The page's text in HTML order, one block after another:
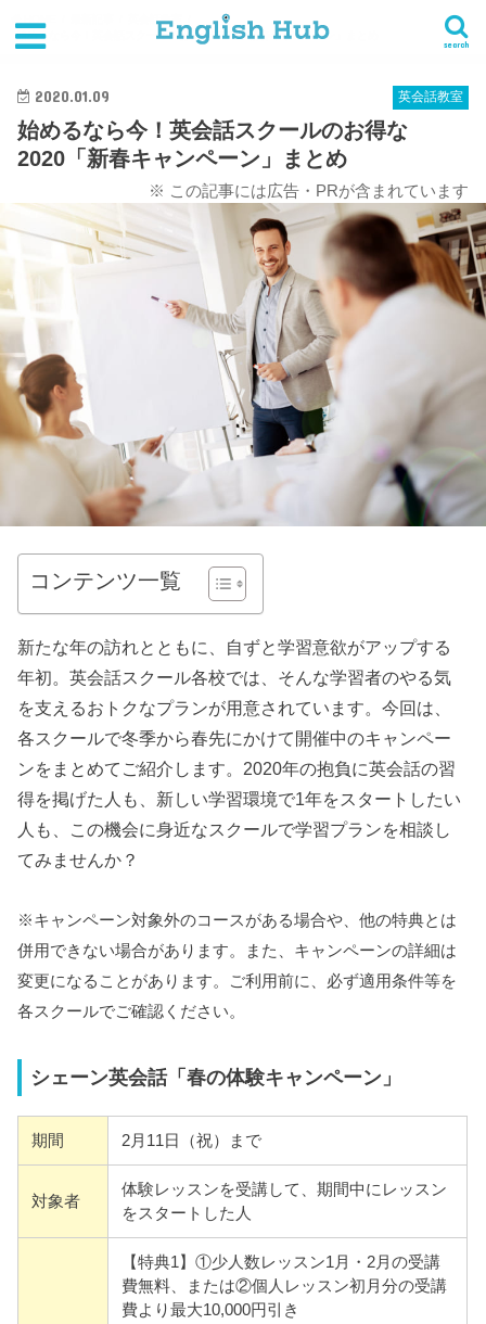
search
英会話教室
始めるなら今！英会話スクールのお得な2020「新春キャンペーン」まとめ
英会話教室
2020.01.09
始めるなら今！英会話スクールのお得な
2020「新春キャンペーン」まとめ
※ この記事には広告・PRが含まれています
コンテンツ一覧
新たな年の訪れとともに、自ずと学習意欲がアップする
年初。英会話スクール各校では、そんな学習者のやる気
を支えるおトクなプランが用意されています。今回は、
各スクールで冬季から春先にかけて開催中のキャンペー
ンをまとめてご紹介します。2020年の抱負に英会話の習
得を掲げた人も、新しい学習環境で1年をスタートしたい
人も、この機会に身近なスクールで学習プランを相談し
てみませんか？
※キャンペーン対象外のコースがある場合や、他の特典とは
併用できない場合があります。また、キャンペーンの詳細は
変更になることがあります。ご利用前に、必ず適用条件等を
各スクールでご確認ください。
シェーン英会話「春の体験キャンペーン」
期間 2月11日（祝）まで
対象者
体験レッスンを受講して、期間中にレッスン
をスタートした人
【特典1】①少人数レッスン1月・2月の受講
費無料、または②個人レッスン初月分の受講
費より最大10,000円引き